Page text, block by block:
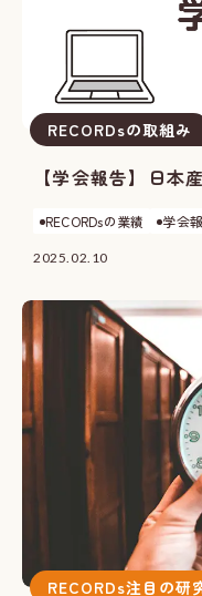
RECORDsの取組み
【学会報告】日本
RECORDsの業績 学会
2025.02.10
RECORDs注目の研